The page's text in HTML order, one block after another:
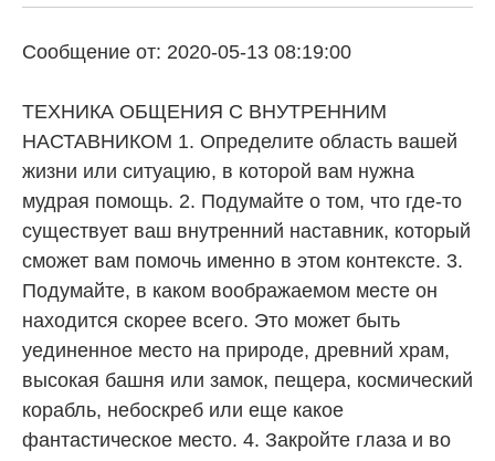
Сообщение от: 2020-05-13 08:19:00
ТЕХНИКА ОБЩЕНИЯ С ВНУТРЕННИМ
НАСТАВНИКОМ 1. Определите область вашей
жизни или ситуацию, в которой вам нужна
мудрая помощь. 2. Подумайте о том, что где-то
существует ваш внутренний наставник, который
сможет вам помочь именно в этом контексте. 3.
Подумайте, в каком воображаемом месте он
находится скорее всего. Это может быть
уединенное место на природе, древний храм,
высокая башня или замок, пещера, космический
корабль, небоскреб или еще какое
фантастическое место. 4. Закройте глаза и во